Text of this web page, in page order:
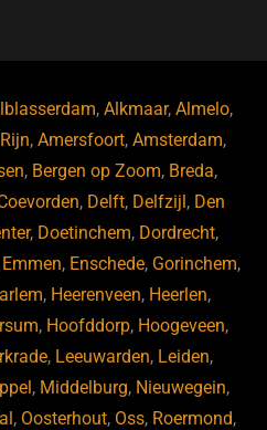
,Alkmaar,Almelo,
,Amersfoort,Amsterdam,
, Bergen op Zoom, Breda,
, Delft, Delfzijl, Den
, Doetinchem, Dordrecht,
Emmen, Enschede, Gorinchem,
, Heerenveen, Heerlen,
, Hoofddorp, Hoogeveen,
, Leeuwarden, Leiden,
, Middelburg, Nieuwegein,
, Oosterhout, Oss, Roermond,